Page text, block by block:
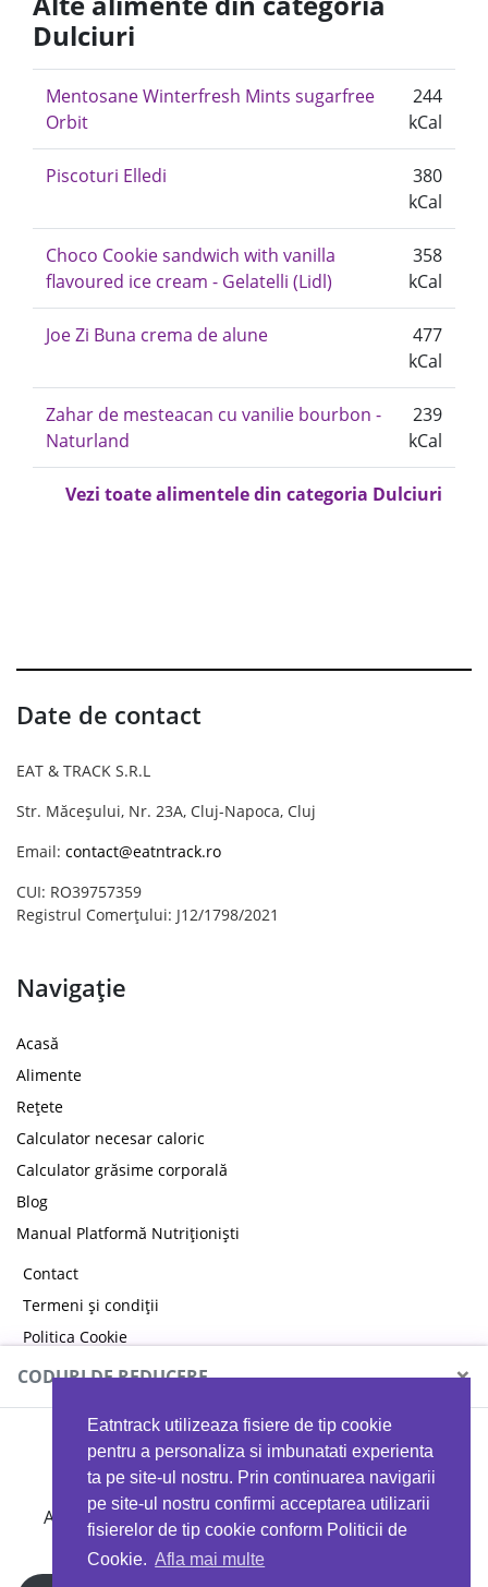
Eatntrack utilizeaza fisiere de tip cookie
pentru a personaliza si imbunatati experienta
ta pe site-ul nostru. Prin continuarea navigarii
pe site-ul nostru confirmi acceptarea utilizarii
fisierelor de tip cookie conform Politicii de
Cookie. Afla mai multe
Dulciuri
Mentosane Winterfresh Mints sugarfree
Orbit
244
kCal
Piscoturi Elledi
380
kCal
Choco Cookie sandwich with vanilla
flavoured ice cream - Gelatelli (Lidl)
358
kCal
Joe Zi Buna crema de alune
477
kCal
Zahar de mesteacan cu vanilie bourbon -
Naturland
239
kCal
Vezi toate alimentele din categoria Dulciuri
Date de contact
EAT & TRACK S.R.L
Str. Măceșului, Nr. 23A, Cluj-Napoca, Cluj
Email: contact@eatntrack.ro
CUI: RO39757359
Registrul Comerțului: J12/1798/2021
Navigație
Acasă
Alimente
Rețete
Calculator necesar caloric
Calculator grăsime corporală
Blog
Manual Platformă Nutriționiști
Contact
Termeni și condiții
Politica Cookie
Politica de confidențialitate
CODURI DE REDUCERE ×
MYPROTEIN
Ai 40%reducere la orice comandă folosind codul
EATTRACK